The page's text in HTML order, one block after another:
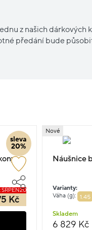
z našich dárkových
předání bude
sleva
20%
SRPEN20
Kč
Nové
Náušnice
Varianty:
Váha (g):
1.45
Skladem
6 829 Kč